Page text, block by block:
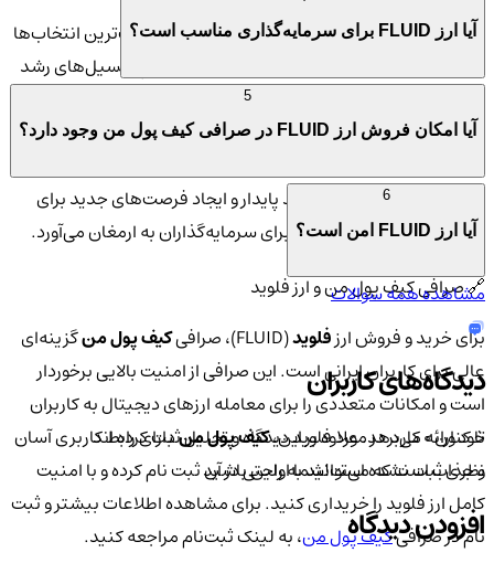
سرمایه‌گذاری در ارزهای دیجیتال همواره یکی از جذاب‌ترین انتخاب‌ها
برای کسانی است که به دنبال فرصت‌های جدید و پتانسیل‌های رشد
بالا هستند. ارز فلوید نیز از این قاعده مستثنی نیست. پلتفرم‌های
مختلفی برای همکاری با این ارز در نظر گرفته شده است که می‌تواند
همچنین، فلوید با هدف رشد پایدار و ایجاد فرصت‌های جدید برای
کاربران خود، مزایای زیادی را برای سرمایه‌گذاران به ارمغان می‌آورد.
🔗 صرافی کیف پول من و ارز فلوید
برای خرید و فروش ارزفلوید(FLUID)، صرافی کیف پول منگزینه‌ای
عالی برای کاربران ایرانی است. این صرافی از امنیت بالایی برخوردار
است و امکانات متعددی را برای معامله ارزهای دیجیتال به کاربران
خود ارائه می‌دهد. علاوه بر این،کیف پول مندارای رابط کاربری آسان
و جذاب است که می‌توانید به راحتی در آن ثبت نام کرده و با امنیت
کامل ارز فلوید را خریداری کنید. برای مشاهده اطلاعات بیشتر و ثبت
نام در صرافیکیف پول من، به لینک ثبت‌نام مراجعه کنید.
آیا ارز FLUID برای سرمایه‌گذاری مناسب است؟
آیا امکان فروش ارز FLUID در صرافی کیف پول من وجود دارد؟
آیا ارز FLUID امن است؟
مشاهده همه سوالات
دیدگاه‌های کاربران
تا کنون 0 کاربر در مورد فلویددیدگاه و تحلیل ثبت کرده اند
نظری ثبت نشده است!شما اولین باشید
افزودن دیدگاه